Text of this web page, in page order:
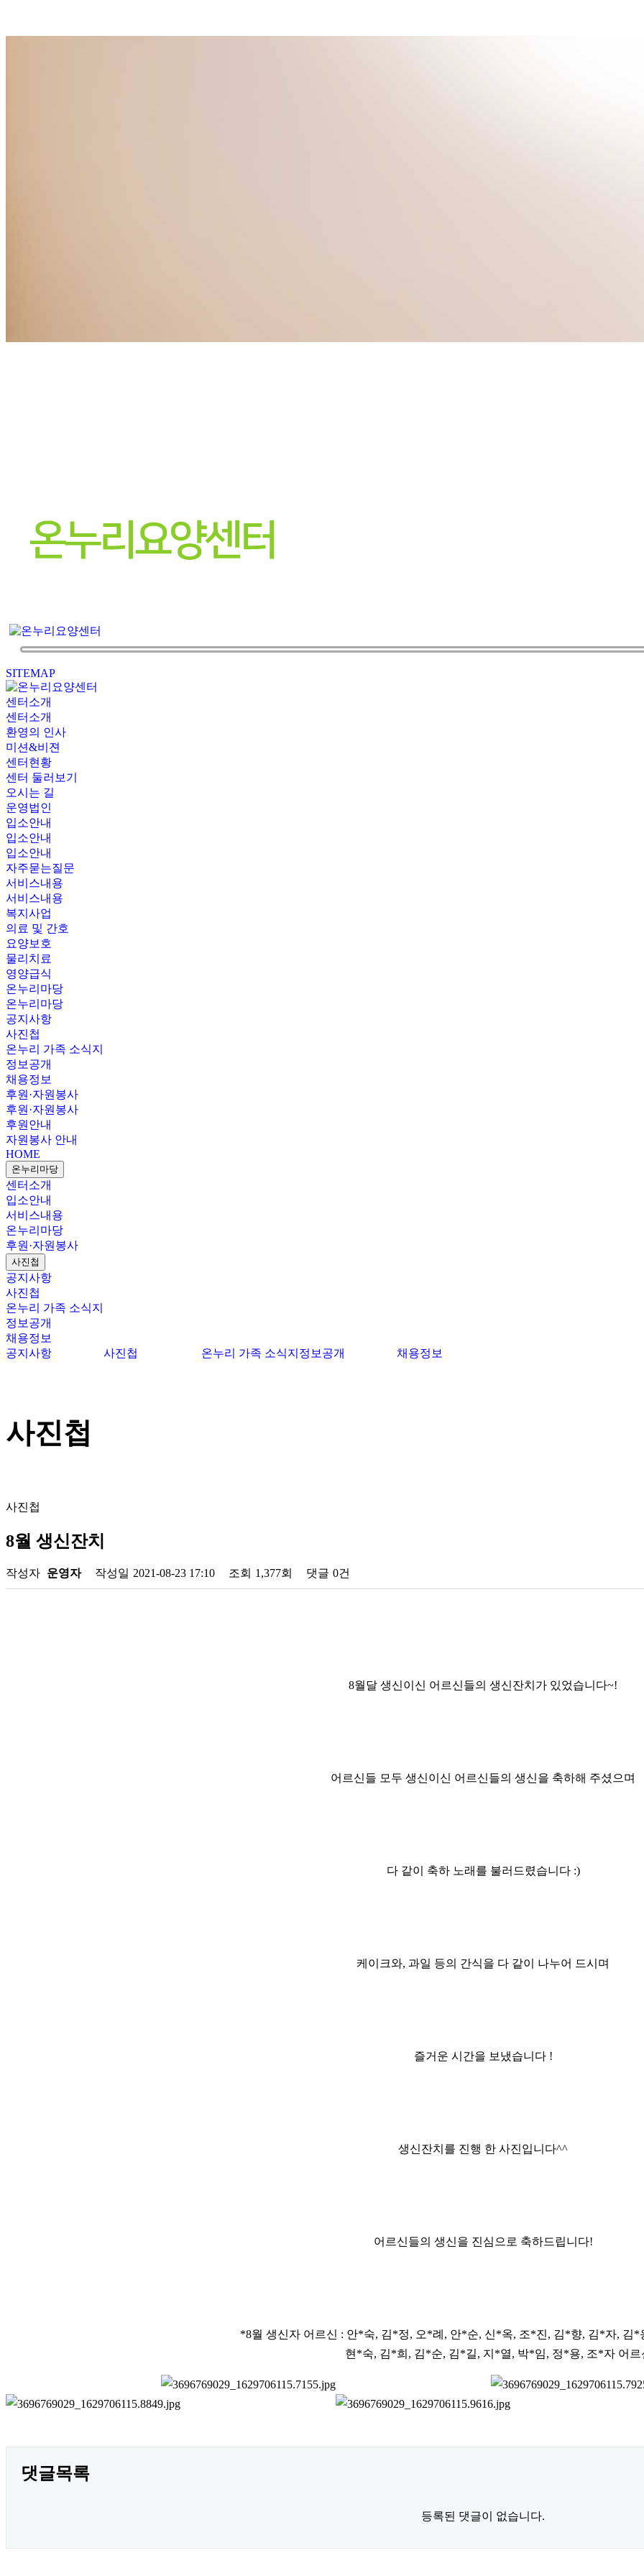
SITEMAP
센터소개
센터소개
환영의 인사
미션&비젼
센터현황
센터 둘러보기
오시는 길
운영법인
입소안내
입소안내
입소안내
자주묻는질문
서비스내용
서비스내용
복지사업
의료 및 간호
요양보호
물리치료
영양급식
온누리마당
온누리마당
공지사항
사진첩
온누리 가족 소식지
정보공개
채용정보
후원·자원봉사
후원·자원봉사
후원안내
자원봉사 안내
HOME
온누리마당
센터소개
입소안내
서비스내용
온누리마당
후원·자원봉사
사진첩
공지사항
사진첩
온누리 가족 소식지
정보공개
채용정보
공지사항
사진첩 온누리 가족 소식지 정보공개 채용정보
사진첩
사진첩
8월 생신잔치
작성자 운영자 작성일 2021-08-23 17:10 조회 1,377회 댓글 0건
8월달 생신이신 어르신들의 생신잔치가 있었습니다~!
어르신들 모두 생신이신 어르신들의 생신을 축하해 주셨으며
다 같이 축하 노래를 불러드렸습니다 :)
케이크와, 과일 등의 간식을 다 같이 나누어 드시며
즐거운 시간을 보냈습니다 !
생신잔치를 진행 한 사진입니다^^
어르신들의 생신을 진심으로 축하드립니다!
*8월 생신자 어르신 : 안*숙, 김*정, 오*례 , 안*순, 신*옥, 조*진, 김*향, 김*자, 김*
현*숙, 김*희 , 김*순, 김*길, 지 *열, 박*임, 정*용, 조*자 어르
댓글목록
등록된 댓글이 없습니다.